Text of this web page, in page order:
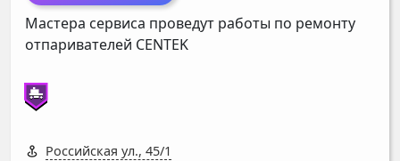
Мастера сервиса проведут работы по ремонту
отпаривателей CENTEK
Российская ул., 45/1